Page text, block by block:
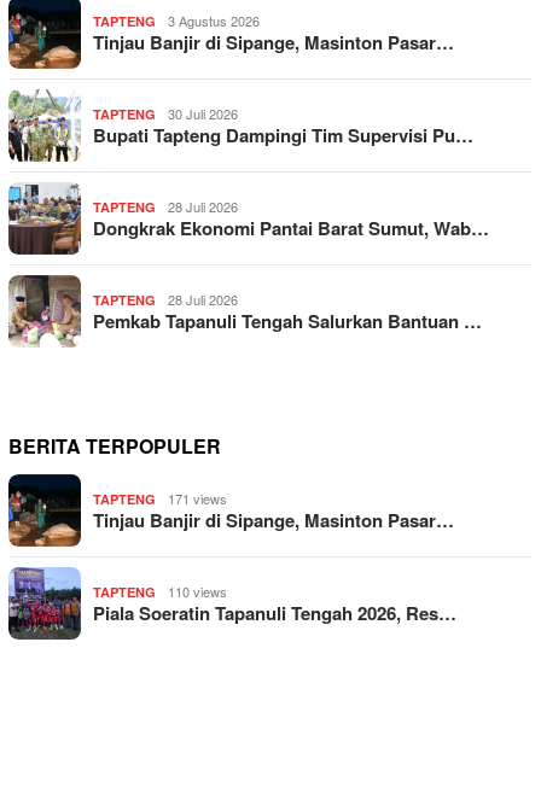
TAPTENG 3 Agustus 2026
Tinjau Banjir di Sipange, Masinton Pasar…
TAPTENG 30 Juli 2026
Bupati Tapteng Dampingi Tim Supervisi Pu…
TAPTENG 28 Juli 2026
Dongkrak Ekonomi Pantai Barat Sumut, Wab…
TAPTENG 28 Juli 2026
Pemkab Tapanuli Tengah Salurkan Bantuan …
BERITA TERPOPULER
TAPTENG 171 views
Tinjau Banjir di Sipange, Masinton Pasar…
TAPTENG 110 views
Piala Soeratin Tapanuli Tengah 2026, Res…